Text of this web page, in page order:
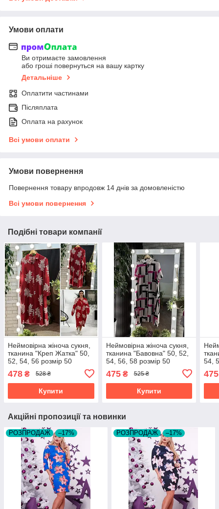
Умови оплати
Ви отримаєте замовлення
або гроші повернуться на вашу картку
Детальніше
Оплатити частинами
Післяплата
Оплата на рахунок
Всі умови оплати
Умови повернення
Повернення товару впродовж 14 днів за домовленістю
Всі умови повернення
Подібні товари компанії
Неймовірна жіноча сукня,
тканина "Креп Жатка" 50,
52, 54, 56 розмір 50
478 ₴ 528 ₴
Купити
Неймовірна жіноча сукня,
тканина "Бавовна" 50, 52,
54, 56, 58 розмір 50
475₴ 525 ₴
Купити
54,
475
Акційні пропозиції та новинки
РОЗПРОДАЖ –17% РОЗПРОДАЖ –17%